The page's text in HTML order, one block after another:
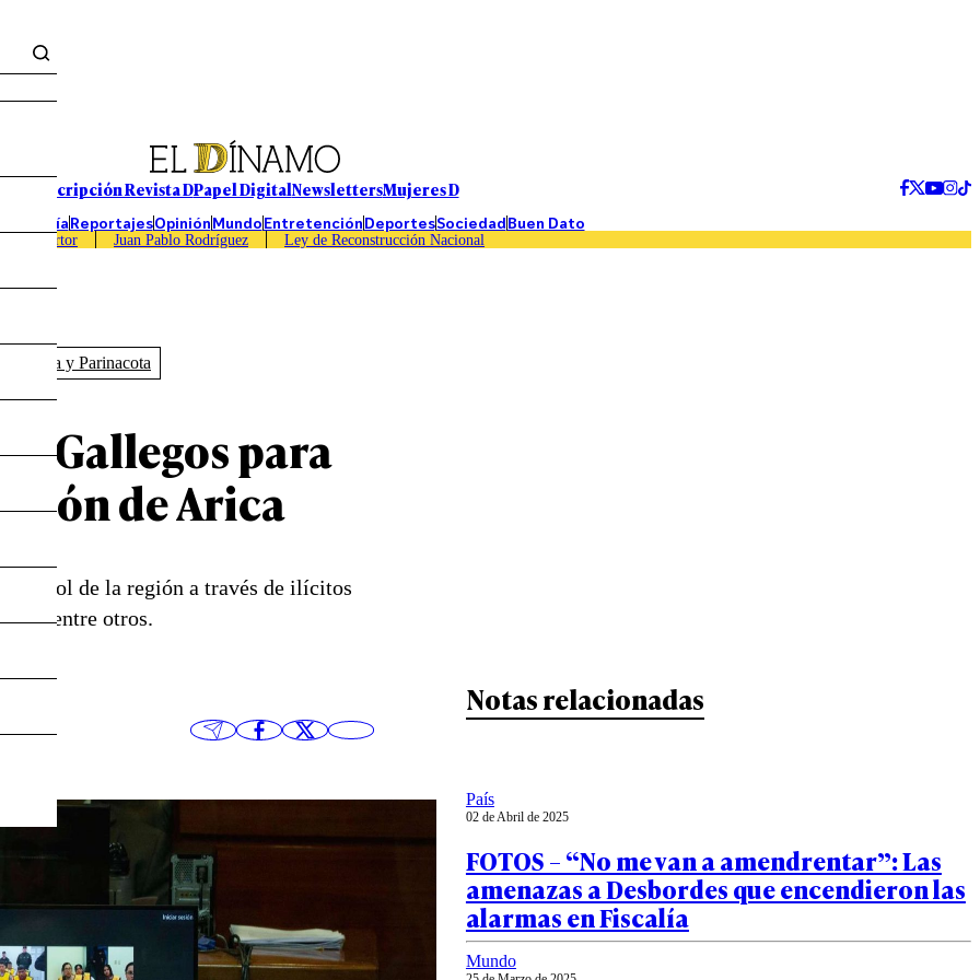
Suscripción Revista DPapel DigitalNewslettersMujeres D
EconomíaReportajesOpiniónMundoEntretenciónDeportesSociedadBuen Dato
Caso Sartor Juan Pablo Rodríguez Ley de Reconstrucción Nacional
de Arica y Parinacota
Gallegos para
de Arica
de la región a través de ilícitos
entre otros.
Notas relacionadas
País
02 de Abril de 2025
FOTOS – “No me van a amendrentar”: Las
amenazas a Desbordes que encendieron las
alarmas en Fiscalía
Mundo